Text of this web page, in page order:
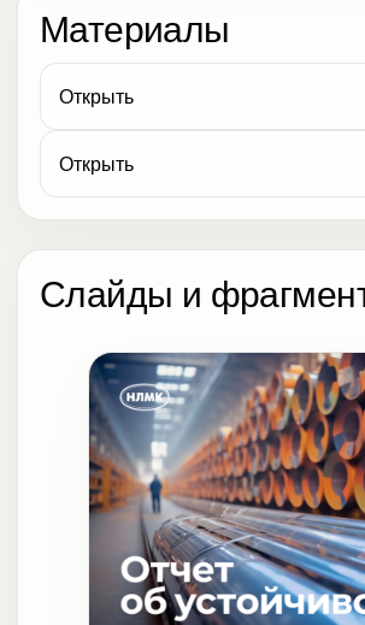
Материалы
Открыть
Открыть
Слайды и